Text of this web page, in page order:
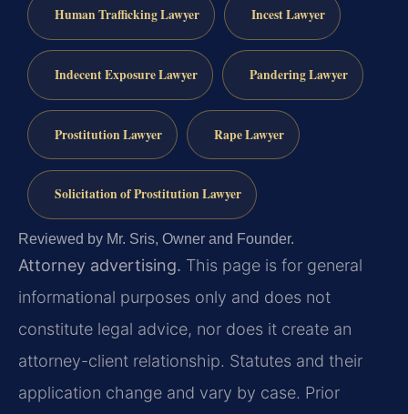
Human Trafficking Lawyer Incest Lawyer
Indecent Exposure Lawyer Pandering Lawyer
Prostitution Lawyer Rape Lawyer
Solicitation of Prostitution Lawyer
Reviewed by Mr. Sris, Owner and Founder.
Attorney advertising. This page is for general
informational purposes only and does not
constitute legal advice, nor does it create an
attorney-client relationship. Statutes and their
application change and vary by case. Prior